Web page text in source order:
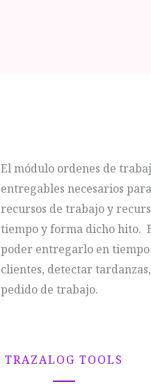
El módulo ordenes de
entregables necesarios
recursos de trabajo y
tiempo y forma dicho hito.
poder entregarlo en
clientes, detectar
pedido de trabajo.
TRAZALOG TOOLS